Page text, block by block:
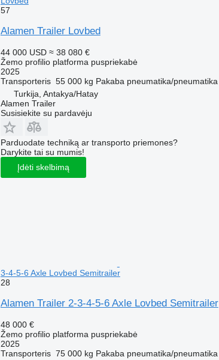
57
Alamen Trailer Lovbed
44 000 USD ≈ 38 080 €
Žemo profilio platforma puspriekabė
2025
Transporteris 55 000 kg Pakaba pneumatika/pneumatika
Turkija, Antakya/Hatay
Alamen Trailer
Susisiekite su pardavėju
Parduodate techniką ar transporto priemones?
Darykite tai su mumis!
Įdėti skelbimą
3-4-5-6 Axle Lovbed Semitrailer
28
Alamen Trailer 2-3-4-5-6 Axle Lovbed Semitrailer
48 000 €
Žemo profilio platforma puspriekabė
2025
Transporteris 75 000 kg Pakaba pneumatika/pneumatika